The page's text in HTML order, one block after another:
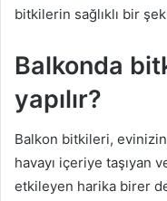
bitkilerin sağlıklı bir
Balkonda
yapılır?
Balkon bitkileri,
havayı içeriye taşıyan
etkileyen harika birer